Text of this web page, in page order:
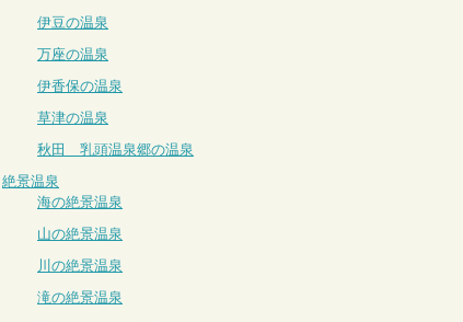
伊豆の温泉
万座の温泉
伊香保の温泉
草津の温泉
秋田 乳頭温泉郷の温泉
絶景温泉
海の絶景温泉
山の絶景温泉
川の絶景温泉
滝の絶景温泉